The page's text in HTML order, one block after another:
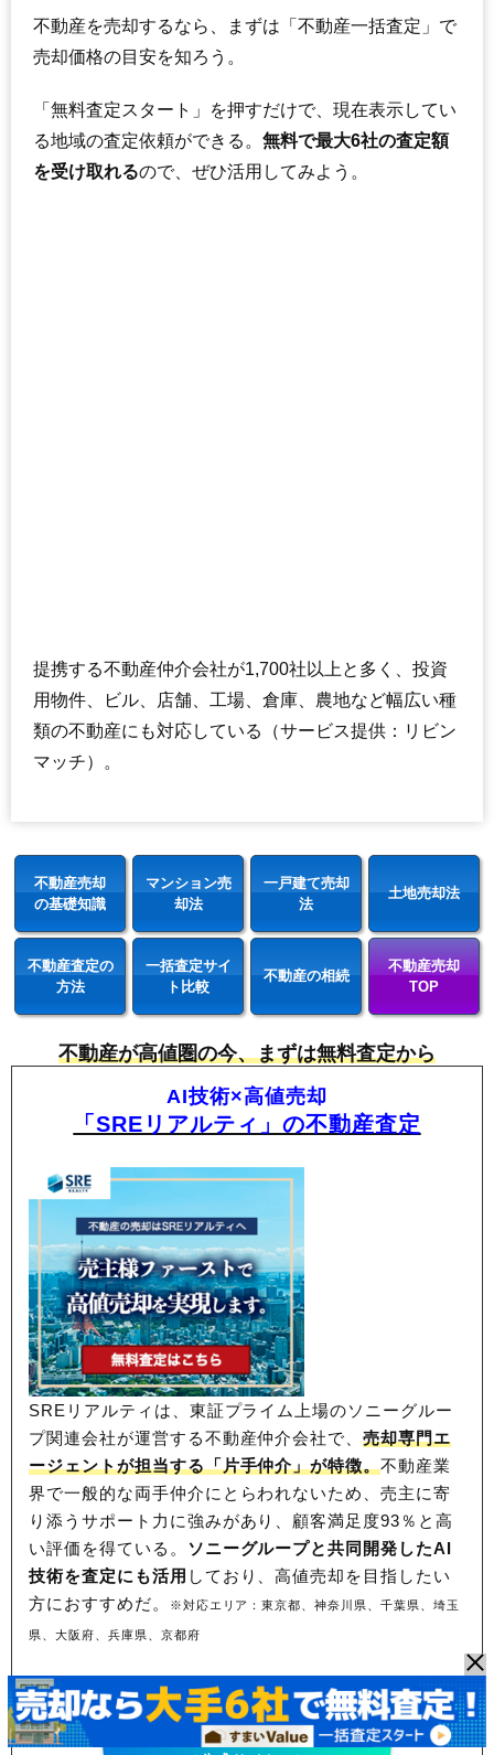
不動産を売却するなら、まずは「不動産一括査定」で
売却価格の目安を知ろう。
「無料査定スタート」を押すだけで、現在表示してい
る地域の査定依頼ができる。 無料で最大6社の査定額
を受け取れるので、ぜひ活用してみよう。
提携する不動産仲介会社が1,700社以上と多く、投資
用物件、ビル、店舗、工場、倉庫、農地など幅広い種
類の不動産にも対応している（サービス提供：リビン
マッチ）。
不動産売却
の基礎知識
マンション売
却法
一戸建て売却
法
土地売却法
不動産査定の
方法
一括査定サイ
ト比較
不動産の相続
不動産売却
TOP
不動産が高値圏の今、まずは無料査定から
AI技術×高値売却
「SREリアルティ」の不動産査定
SREリアルティは、東証プライム上場のソニーグルー
プ関連会社が運営する不動産仲介会社で、売却専門エ
ージェントが担当する「片手仲介」が特徴。不動産業
界で一般的な両手仲介にとらわれないため、売主に寄
り添うサポート力に強みがあり、顧客満足度93％と高
い評価を得ている。 ソニーグループと共同開発したAI
技術を査定にも活用 しており、高値売却を目指したい
方におすすめだ。
※対応エリア：東京都、神奈川県、千葉県、埼玉
県、大阪府、兵庫県、京都府
東証プライム上場！売却力に定評あり
SREリアルティで無料査定